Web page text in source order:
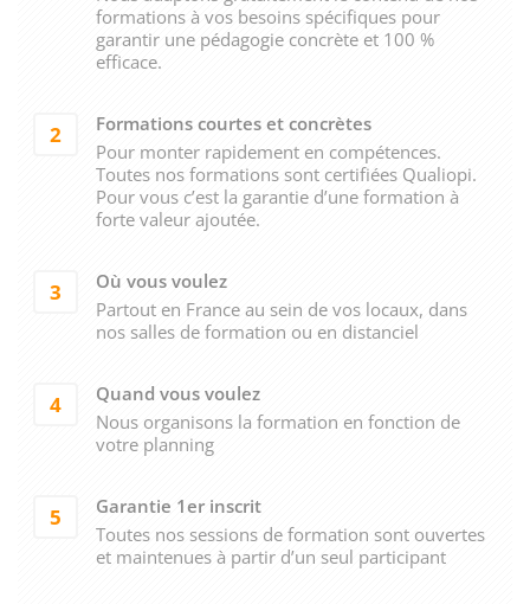
formations à vos besoins spécifiques pour
garantir une pédagogie concrète et 100 %
efficace.
2
Formations courtes et concrètes
Pour monter rapidement en compétences.
Toutes nos formations sont certifiées Qualiopi.
Pour vous c’est la garantie d’une formation à
forte valeur ajoutée.
3
Où vous voulez
Partout en France au sein de vos locaux, dans
nos salles de formation ou en distanciel
4
Quand vous voulez
Nous organisons la formation en fonction de
votre planning
5
Garantie 1er inscrit
Toutes nos sessions de formation sont ouvertes
et maintenues à partir d’un seul participant